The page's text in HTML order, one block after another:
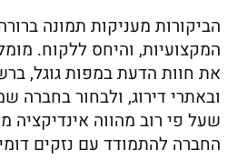
הביקורות מעניקות תמונה
המקצועיות, והיחס ללקוח.
את חוות הדעת במפות גוגל,
ובאתרי דירוג, ולבחור בחברה
שעל פי רוב מהווה אינדיקציה
החברה להתמודד עם נזקים